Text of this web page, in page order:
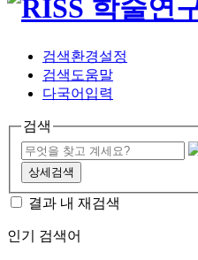
검색환경설정
검색도움말
다국어입력
검색
상세검색
결과 내 재검색
인기 검색어